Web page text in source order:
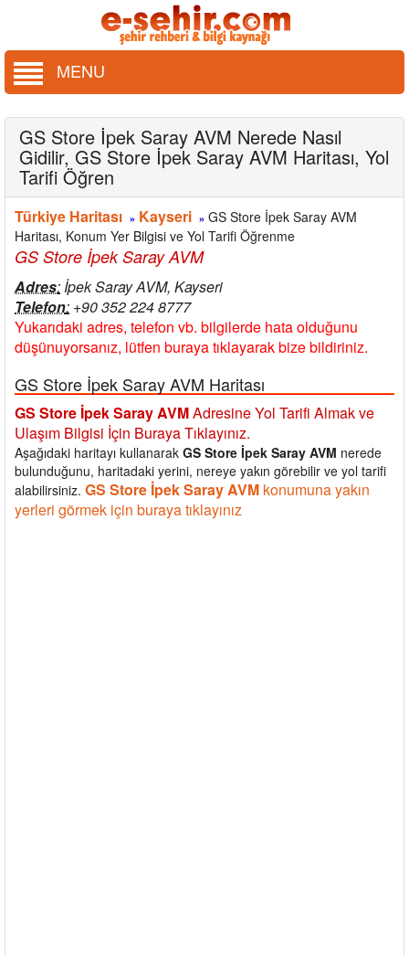
MENU
GS Store İpek Saray AVM Nerede Nasıl
Gidilir, GS Store İpek Saray AVM Haritası, Yol
Tarifi Öğren
Türkiye Haritası » Kayseri » GS Store İpek Saray AVM
Haritası, Konum Yer Bilgisi ve Yol Tarifi Öğrenme
GS Store İpek Saray AVM
Adres: İpek Saray AVM, Kayseri
Telefon: +90 352 224 8777
Yukarıdaki adres, telefon vb. bilgilerde hata olduğunu
düşünuyorsanız, lütfen buraya tıklayarak bize bildiriniz.
GS Store İpek Saray AVM Haritası
GS Store İpek Saray AVMAdresine Yol Tarifi Almak ve
Ulaşım Bilgisi İçin Buraya Tıklayınız.
Aşağıdaki haritayı kullanarak GS Store İpek Saray AVM nerede
bulunduğunu, haritadaki yerini, nereye yakın görebilir ve yol tarifi
alabilirsiniz. GS Store İpek Saray AVM konumuna yakın
yerleri görmek için buraya tıklayınız